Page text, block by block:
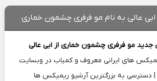
عالی به نام مو فرفری چشمون خماری
جدید مو فرفری چشمون خماری ازابی عالی
های ایرانی معروف و کمیاب در وبسایت
| دسترسی به بزرگترین آرشیو ریمیکس ها